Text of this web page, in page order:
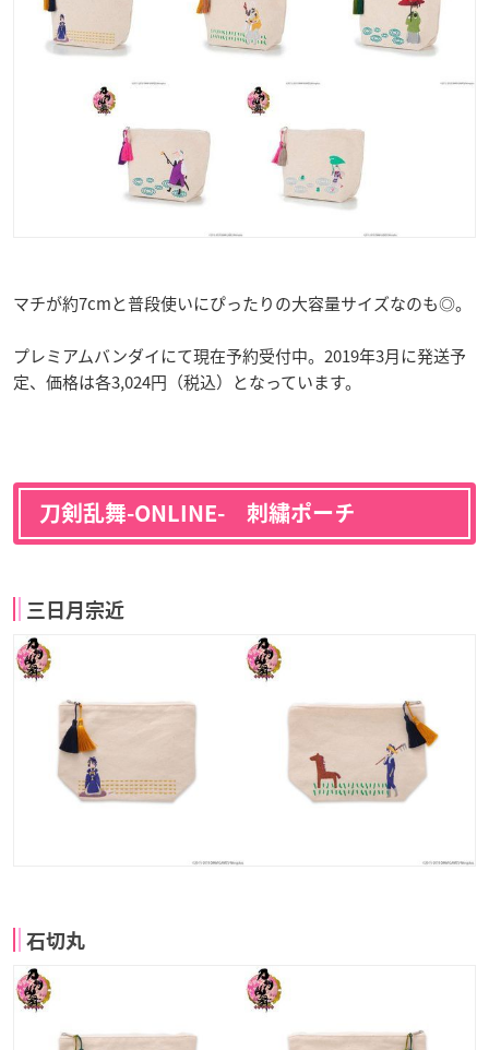
マチが約7cmと普段使いにぴったりの大容量サイズなのも◎。
プレミアムバンダイにて現在予約受付中。2019年3月に発送予
定、価格は各3,024円（税込）となっています。
刀剣乱舞-ONLINE- 刺繍ポーチ
三日月宗近
石切丸